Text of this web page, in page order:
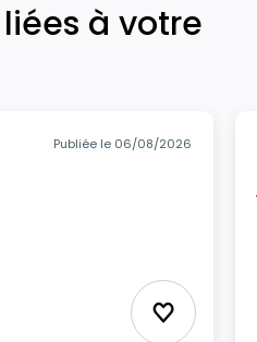
à votre
Publiée le 06/08/2026
Ajouter